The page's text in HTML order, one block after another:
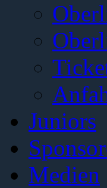
Juniors
Medien